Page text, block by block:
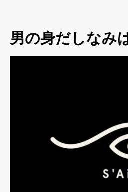
男の身だしなみ